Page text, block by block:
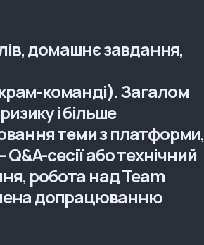
домашнє завдання,
команді). Загалом
і більше
теми з платформи,
сесії або технічний
робота над Team
допрацюванню